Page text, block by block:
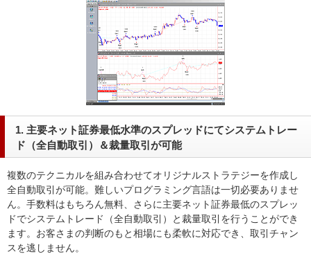
1. 主要ネット証券最低水準のスプレッドにてシステムトレー
ド（全自動取引）＆裁量取引が可能
複数のテクニカルを組み合わせてオリジナルストラテジーを作成し
全自動取引が可能。難しいプログラミング言語は一切必要ありませ
ん。手数料はもちろん無料、さらに主要ネット証券最低のスプレッ
ドでシステムトレード（全自動取引）と裁量取引を行うことができ
ます。お客さまの判断のもと相場にも柔軟に対応でき、取引チャン
スを逃しません。